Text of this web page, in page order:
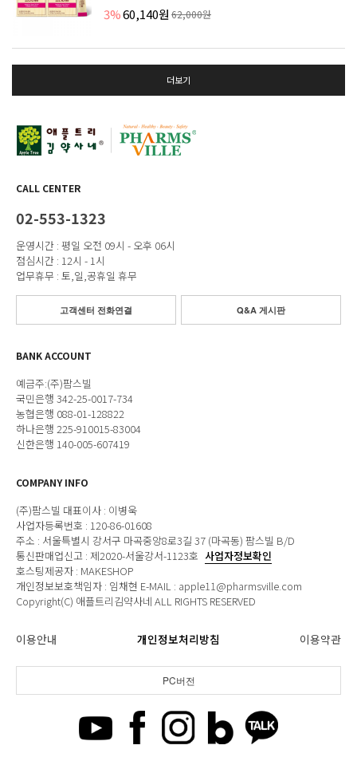
3%60,140원 62,000원
더보기
CALL CENTER
02-553-1323
운영시간 : 평일 오전 09시 - 오후 06시
점심시간 : 12시 - 1시
업무휴무 : 토,일,공휴일 휴무
고객센터 전화연결 Q&A 게시판
BANK ACCOUNT
예금주:(주)팜스빌
국민은행 342-25-0017-734
농협은행 088-01-128822
하나은행 225-910015-83004
신한은행 140-005-607419
COMPANY INFO
(주)팜스빌 대표이사 : 이병욱
사업자등록번호 : 120-86-01608
주소 : 서울특별시 강서구 마곡중앙8로3길 37 (마곡동) 팜스빌 B/D
통신판매업신고 : 제2020-서울강서-1123호 사업자정보확인
호스팅제공자 : MAKESHOP
개인정보보호책임자 : 임채현 E-MAIL : apple11@pharmsville.com
Copyright(C) 애플트리김약사네 ALL RIGHTS RESERVED
이용안내 개인정보처리방침 이용약관
PC버전